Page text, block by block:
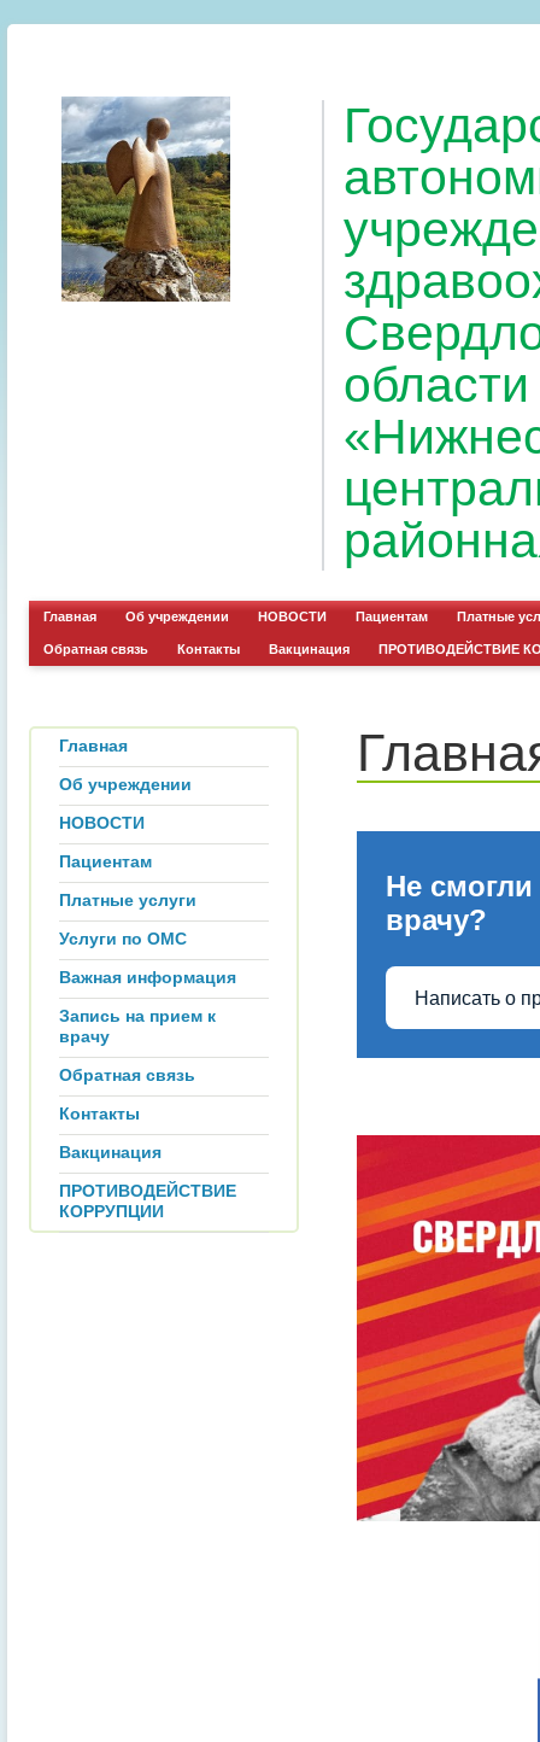
области
Главная Об учреждении НОВОСТИ Пациентам Платные
Обратная связь Контакты Вакцинация ПРОТИВОДЕЙСТВИЕ
Главная
Об учреждении
НОВОСТИ
Пациентам
Платные услуги
Услуги по ОМС
Важная информация
Запись на прием к
врачу
Обратная связь
Контакты
Вакцинация
ПРОТИВОДЕЙСТВИЕ
КОРРУПЦИИ
Не смогли
врачу?
Написать о